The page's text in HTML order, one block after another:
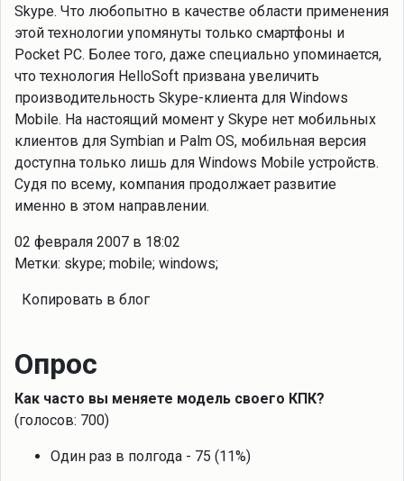
Skype. Что любопытно в качестве области применения
этой технологии упомянуты только смартфоны и
Pocket PC. Более того, даже специально упоминается,
что технология HelloSoft призвана увеличить
производительность Skype-клиента для Windows
Mobile. На настоящий момент у Skype нет мобильных
клиентов для Symbian и Palm OS, мобильная версия
доступна только лишь для Windows Mobile устройств.
Судя по всему, компания продолжает развитие
именно в этом направлении.
02 февраля 2007 в 18:02
Метки: skype; mobile; windows;
Копировать в блог
Опрос
Как часто вы меняете модель своего КПК?
(голосов: 700)
Один раз в полгода - 75 (11%)